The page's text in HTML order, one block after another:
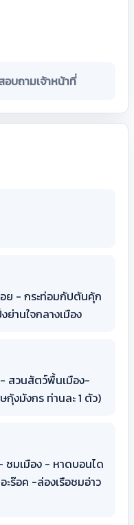
บถามเจ้าหน้าที่
ย - กระท่อมกัปตันคุ้ก
านใจกลางเมือง
สวนสัตว์พื้นเมือง-
งมังกร ท่านละ 1 ตัว)
ชมเมือง - หาดบอนได
ร๊อค -ล่องเรือชมอ่าว